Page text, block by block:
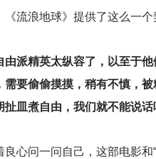
流浪地球》提供了这么一个
派精英太纵容了，以至于
要偷偷摸摸，稍有不慎，
皿煮自由，我们就不能说话
心问一问自己，这部电影